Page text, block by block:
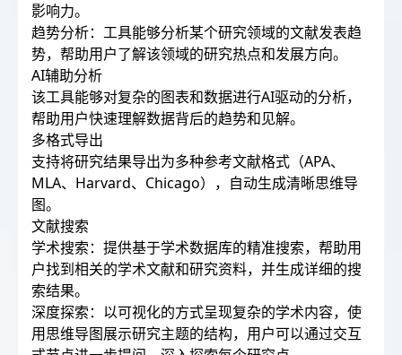
影响力。
趋势分析：工具能够分析某个研究领域的文献发表趋
势，帮助用户了解该领域的研究热点和发展方向。
AI辅助分析
该工具能够对复杂的图表和数据进行AI驱动的分析，
帮助用户快速理解数据背后的趋势和见解。
多格式导出
支持将研究结果导出为多种参考文献格式（APA、
MLA、Harvard、Chicago），自动生成清晰思维导
图。
文献搜索
学术搜索：提供基于学术数据库的精准搜索，帮助用
户找到相关的学术文献和研究资料，并生成详细的搜
索结果。
深度探索：以可视化的方式呈现复杂的学术内容，使
用思维导图展示研究主题的结构，用户可以通过交互